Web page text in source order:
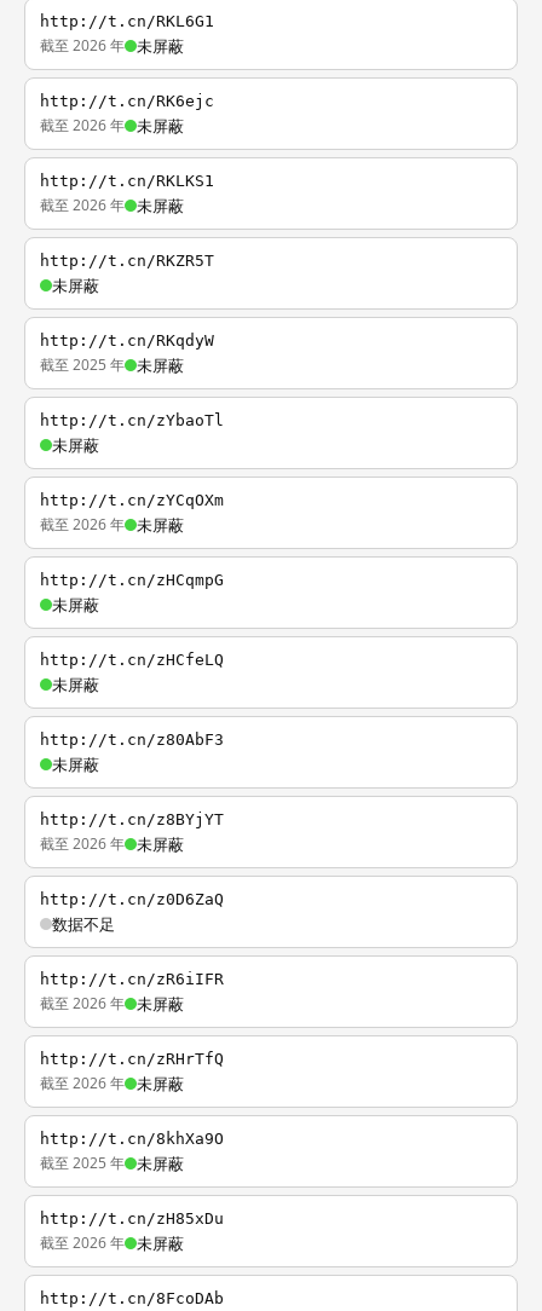
http://t.cn/RKL6G1
截至 2026 年 未屏蔽
http://t.cn/RK6ejc
截至 2026 年 未屏蔽
http://t.cn/RKLKS1
截至 2026 年 未屏蔽
http://t.cn/RKZR5T
未屏蔽
http://t.cn/RKqdyW
截至 2025 年 未屏蔽
http://t.cn/zYbaoTl
未屏蔽
http://t.cn/zYCqOXm
截至 2026 年 未屏蔽
http://t.cn/zHCqmpG
未屏蔽
http://t.cn/zHCfeLQ
未屏蔽
http://t.cn/z80AbF3
未屏蔽
http://t.cn/z8BYjYT
截至 2026 年 未屏蔽
http://t.cn/z0D6ZaQ
数据不足
http://t.cn/zR6iIFR
截至 2026 年 未屏蔽
http://t.cn/zRHrTfQ
截至 2026 年 未屏蔽
http://t.cn/8khXa9O
截至 2025 年 未屏蔽
http://t.cn/zH85xDu
截至 2026 年 未屏蔽
http://t.cn/8FcoDAb